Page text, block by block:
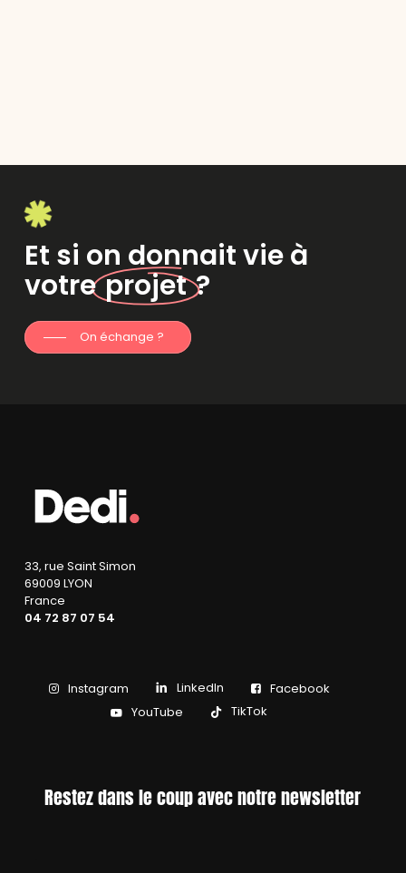
Et si on donnait vie à
votreprojet?
On échange ?
33, rue Saint Simon
69009 LYON
France
04 72 87 07 54
Instagram LinkedIn
Facebook
YouTube
TikTok
Restez dans le coup avec notre newsletter